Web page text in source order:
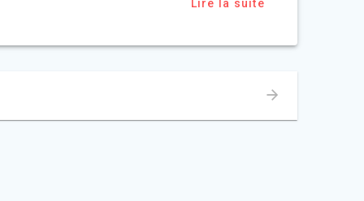
Lire la suite